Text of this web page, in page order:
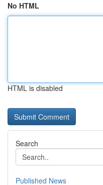
No HTML
HTML is disabled
Search
Published News